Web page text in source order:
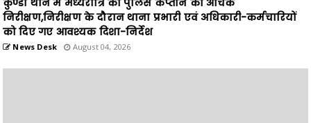
News Desk August 04, 2026